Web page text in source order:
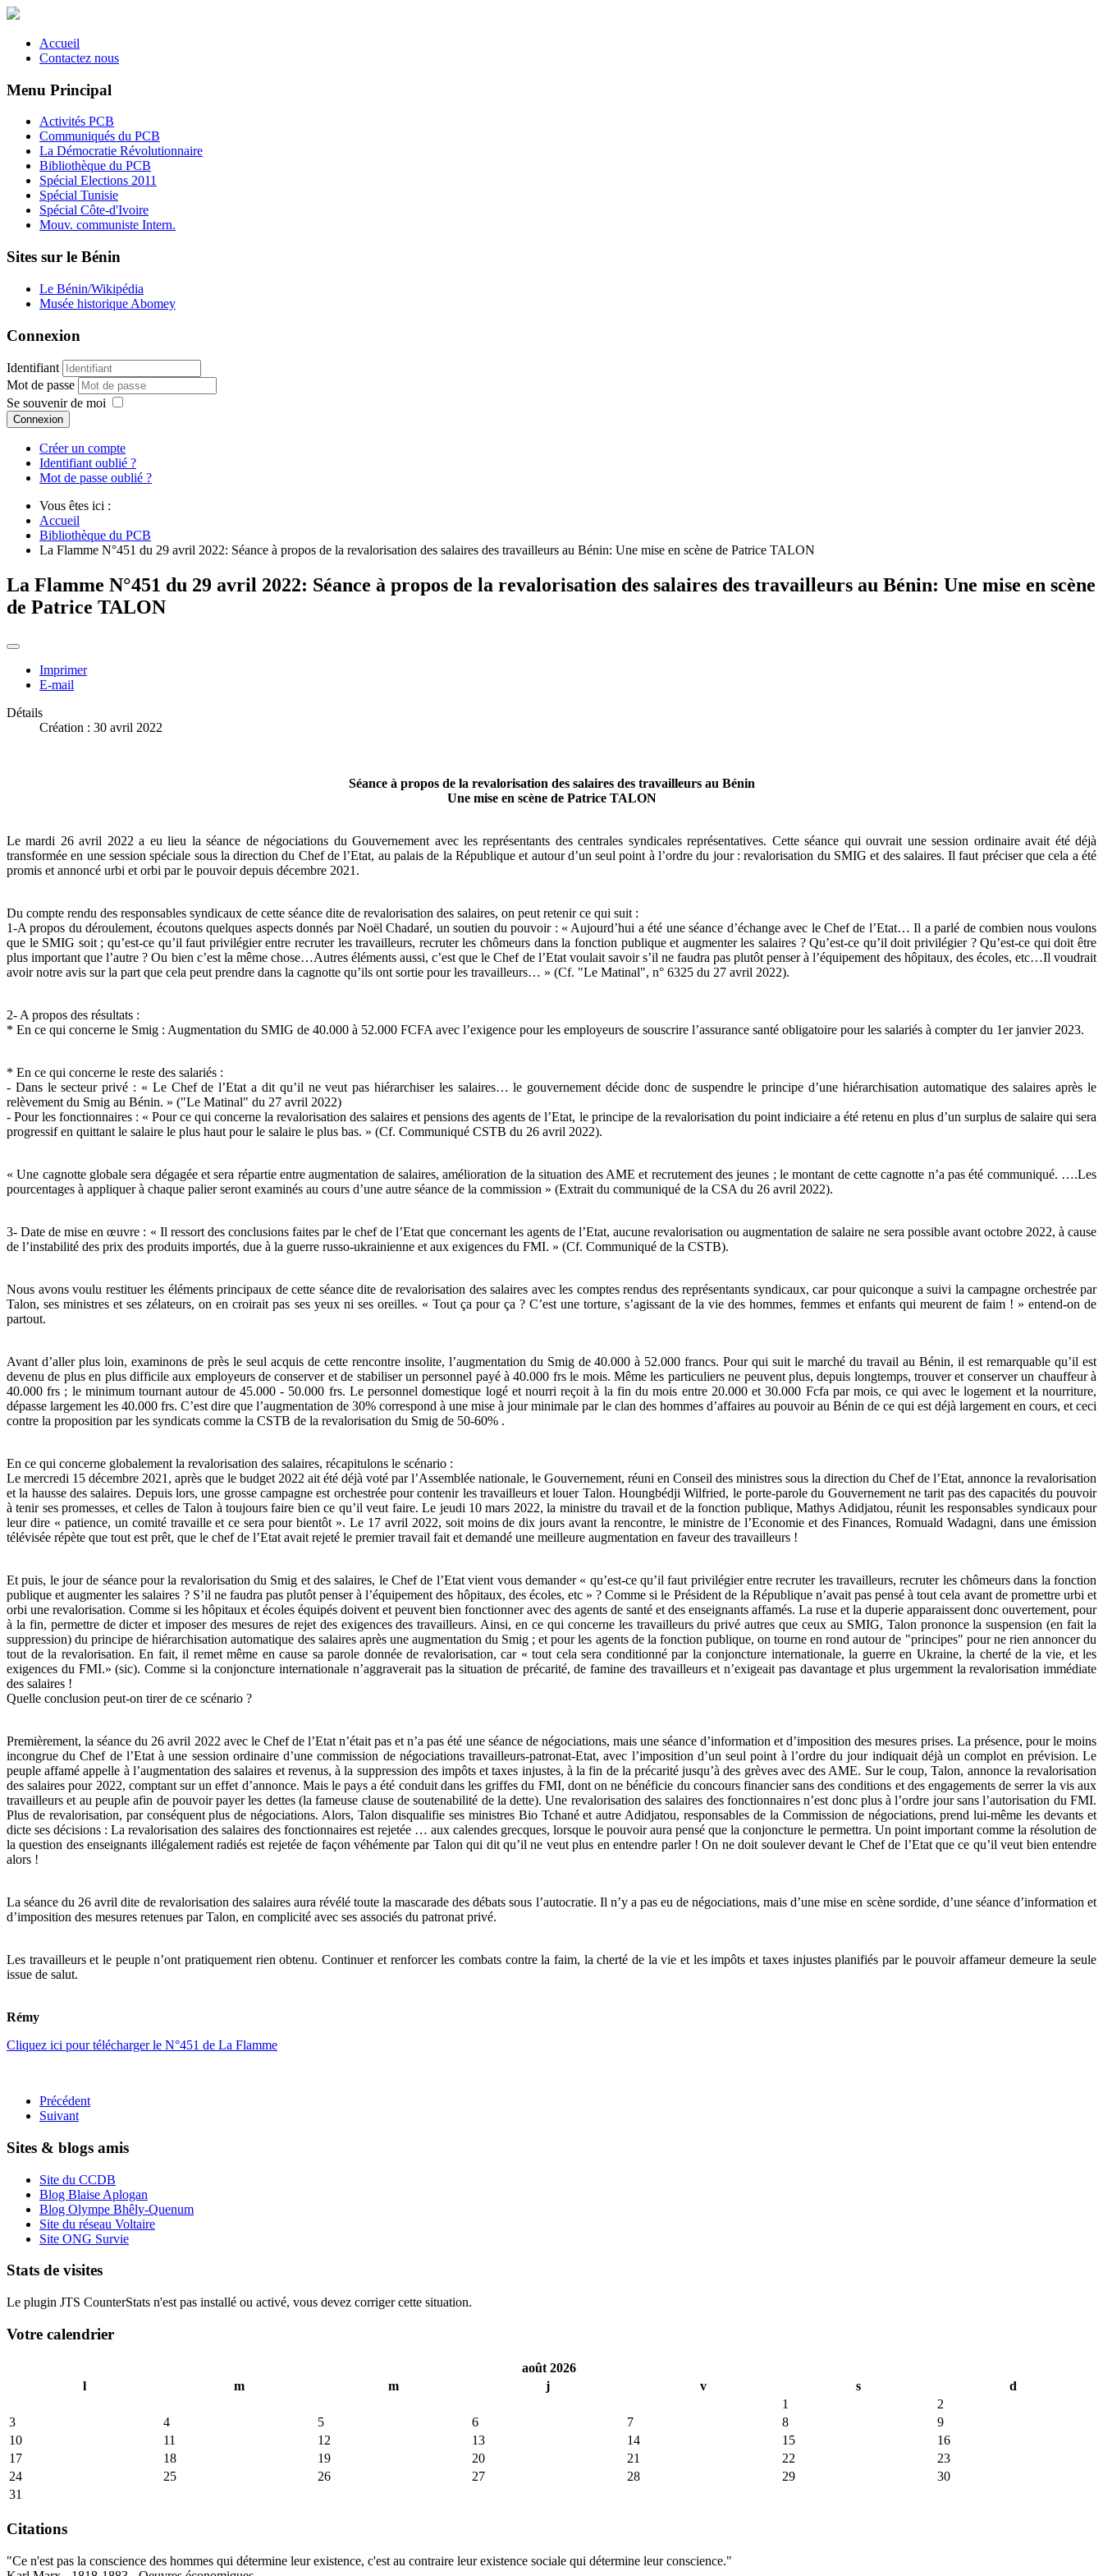
Accueil
Contactez nous
Menu Principal
Activités PCB
Communiqués du PCB
La Démocratie Révolutionnaire
Bibliothèque du PCB
Spécial Elections 2011
Spécial Tunisie
Spécial Côte-d'Ivoire
Mouv. communiste Intern.
Sites sur le Bénin
Le Bénin/Wikipédia
Musée historique Abomey
Connexion
Identifiant
Mot de passe
Se souvenir de moi
Connexion
Créer un compte
Identifiant oublié ?
Mot de passe oublié ?
Vous êtes ici :
Accueil
Bibliothèque du PCB
La Flamme N°451 du 29 avril 2022: Séance à propos de la revalorisation des salaires des travailleurs au Bénin: Une mise en scène de Patrice TALON
La Flamme N°451 du 29 avril 2022: Séance à propos de la revalorisation des salaires des travailleurs au Bénin: Une mise en scène
de Patrice TALON
Imprimer
E-mail
Détails
Création : 30 avril 2022
Séance à propos de la revalorisation des salaires des travailleurs au Bénin
Une mise en scène de Patrice TALON
Le mardi 26 avril 2022 a eu lieu la séance de négociations du Gouvernement avec les représentants des centrales syndicales représentatives. Cette séance qui ouvrait une session ordinaire avait été déjà
transformée en une session spéciale sous la direction du Chef de l’Etat, au palais de la République et autour d’un seul point à l’ordre du jour : revalorisation du SMIG et des salaires. Il faut préciser que cela a été
promis et annoncé urbi et orbi par le pouvoir depuis décembre 2021.
Du compte rendu des responsables syndicaux de cette séance dite de revalorisation des salaires, on peut retenir ce qui suit :
1-A propos du déroulement, écoutons quelques aspects donnés par Noël Chadaré, un soutien du pouvoir : « Aujourd’hui a été une séance d’échange avec le Chef de l’Etat… Il a parlé de combien nous voulons
que le SMIG soit ; qu’est-ce qu’il faut privilégier entre recruter les travailleurs, recruter les chômeurs dans la fonction publique et augmenter les salaires ? Qu’est-ce qu’il doit privilégier ? Qu’est-ce qui doit être
plus important que l’autre ? Ou bien c’est la même chose…Autres éléments aussi, c’est que le Chef de l’Etat voulait savoir s’il ne faudra pas plutôt penser à l’équipement des hôpitaux, des écoles, etc…Il voudrait
avoir notre avis sur la part que cela peut prendre dans la cagnotte qu’ils ont sortie pour les travailleurs… » (Cf. "Le Matinal", n° 6325 du 27 avril 2022).
2- A propos des résultats :
* En ce qui concerne le Smig : Augmentation du SMIG de 40.000 à 52.000 FCFA avec l’exigence pour les employeurs de souscrire l’assurance santé obligatoire pour les salariés à compter du 1er janvier 2023.
* En ce qui concerne le reste des salariés :
- Dans le secteur privé : « Le Chef de l’Etat a dit qu’il ne veut pas hiérarchiser les salaires… le gouvernement décide donc de suspendre le principe d’une hiérarchisation automatique des salaires après le
relèvement du Smig au Bénin. » ("Le Matinal" du 27 avril 2022)
- Pour les fonctionnaires : « Pour ce qui concerne la revalorisation des salaires et pensions des agents de l’Etat, le principe de la revalorisation du point indiciaire a été retenu en plus d’un surplus de salaire qui sera
progressif en quittant le salaire le plus haut pour le salaire le plus bas. » (Cf. Communiqué CSTB du 26 avril 2022).
« Une cagnotte globale sera dégagée et sera répartie entre augmentation de salaires, amélioration de la situation des AME et recrutement des jeunes ; le montant de cette cagnotte n’a pas été communiqué. ….Les
pourcentages à appliquer à chaque palier seront examinés au cours d’une autre séance de la commission » (Extrait du communiqué de la CSA du 26 avril 2022).
3- Date de mise en œuvre : « Il ressort des conclusions faites par le chef de l’Etat que concernant les agents de l’Etat, aucune revalorisation ou augmentation de salaire ne sera possible avant octobre 2022, à cause
de l’instabilité des prix des produits importés, due à la guerre russo-ukrainienne et aux exigences du FMI. » (Cf. Communiqué de la CSTB).
Nous avons voulu restituer les éléments principaux de cette séance dite de revalorisation des salaires avec les comptes rendus des représentants syndicaux, car pour quiconque a suivi la campagne orchestrée par
Talon, ses ministres et ses zélateurs, on en croirait pas ses yeux ni ses oreilles. « Tout ça pour ça ? C’est une torture, s’agissant de la vie des hommes, femmes et enfants qui meurent de faim ! » entend-on de
partout.
Avant d’aller plus loin, examinons de près le seul acquis de cette rencontre insolite, l’augmentation du Smig de 40.000 à 52.000 francs. Pour qui suit le marché du travail au Bénin, il est remarquable qu’il est
devenu de plus en plus difficile aux employeurs de conserver et de stabiliser un personnel payé à 40.000 frs le mois. Même les particuliers ne peuvent plus, depuis longtemps, trouver et conserver un chauffeur à
40.000 frs ; le minimum tournant autour de 45.000 - 50.000 frs. Le personnel domestique logé et nourri reçoit à la fin du mois entre 20.000 et 30.000 Fcfa par mois, ce qui avec le logement et la nourriture,
dépasse largement les 40.000 frs. C’est dire que l’augmentation de 30% correspond à une mise à jour minimale par le clan des hommes d’affaires au pouvoir au Bénin de ce qui est déjà largement en cours, et ceci
contre la proposition par les syndicats comme la CSTB de la revalorisation du Smig de 50-60% .
En ce qui concerne globalement la revalorisation des salaires, récapitulons le scénario :
Le mercredi 15 décembre 2021, après que le budget 2022 ait été déjà voté par l’Assemblée nationale, le Gouvernement, réuni en Conseil des ministres sous la direction du Chef de l’Etat, annonce la revalorisation
et la hausse des salaires. Depuis lors, une grosse campagne est orchestrée pour contenir les travailleurs et louer Talon. Houngbédji Wilfried, le porte-parole du Gouvernement ne tarit pas des capacités du pouvoir
à tenir ses promesses, et celles de Talon à toujours faire bien ce qu’il veut faire. Le jeudi 10 mars 2022, la ministre du travail et de la fonction publique, Mathys Adidjatou, réunit les responsables syndicaux pour
leur dire « patience, un comité travaille et ce sera pour bientôt ». Le 17 avril 2022, soit moins de dix jours avant la rencontre, le ministre de l’Economie et des Finances, Romuald Wadagni, dans une émission
télévisée répète que tout est prêt, que le chef de l’Etat avait rejeté le premier travail fait et demandé une meilleure augmentation en faveur des travailleurs !
Et puis, le jour de séance pour la revalorisation du Smig et des salaires, le Chef de l’Etat vient vous demander « qu’est-ce qu’il faut privilégier entre recruter les travailleurs, recruter les chômeurs dans la fonction
publique et augmenter les salaires ? S’il ne faudra pas plutôt penser à l’équipement des hôpitaux, des écoles, etc » ? Comme si le Président de la République n’avait pas pensé à tout cela avant de promettre urbi et
orbi une revalorisation. Comme si les hôpitaux et écoles équipés doivent et peuvent bien fonctionner avec des agents de santé et des enseignants affamés. La ruse et la duperie apparaissent donc ouvertement, pour
à la fin, permettre de dicter et imposer des mesures de rejet des exigences des travailleurs. Ainsi, en ce qui concerne les travailleurs du privé autres que ceux au SMIG, Talon prononce la suspension (en fait la
suppression) du principe de hiérarchisation automatique des salaires après une augmentation du Smig ; et pour les agents de la fonction publique, on tourne en rond autour de "principes" pour ne rien annoncer du
tout de la revalorisation. En fait, il remet même en cause sa parole donnée de revalorisation, car « tout cela sera conditionné par la conjoncture internationale, la guerre en Ukraine, la cherté de la vie, et les
exigences du FMI.» (sic). Comme si la conjoncture internationale n’aggraverait pas la situation de précarité, de famine des travailleurs et n’exigeait pas davantage et plus urgemment la revalorisation immédiate
des salaires !
Quelle conclusion peut-on tirer de ce scénario ?
Premièrement, la séance du 26 avril 2022 avec le Chef de l’Etat n’était pas et n’a pas été une séance de négociations, mais une séance d’information et d’imposition des mesures prises. La présence, pour le moins
incongrue du Chef de l’Etat à une session ordinaire d’une commission de négociations travailleurs-patronat-Etat, avec l’imposition d’un seul point à l’ordre du jour indiquait déjà un complot en prévision. Le
peuple affamé appelle à l’augmentation des salaires et revenus, à la suppression des impôts et taxes injustes, à la fin de la précarité jusqu’à des grèves avec des AME. Sur le coup, Talon, annonce la revalorisation
des salaires pour 2022, comptant sur un effet d’annonce. Mais le pays a été conduit dans les griffes du FMI, dont on ne bénéficie du concours financier sans des conditions et des engagements de serrer la vis aux
travailleurs et au peuple afin de pouvoir payer les dettes (la fameuse clause de soutenabilité de la dette). Une revalorisation des salaires des fonctionnaires n’est donc plus à l’ordre jour sans l’autorisation du FMI.
Plus de revalorisation, par conséquent plus de négociations. Alors, Talon disqualifie ses ministres Bio Tchané et autre Adidjatou, responsables de la Commission de négociations, prend lui-même les devants et
dicte ses décisions : La revalorisation des salaires des fonctionnaires est rejetée … aux calendes grecques, lorsque le pouvoir aura pensé que la conjoncture le permettra. Un point important comme la résolution de
la question des enseignants illégalement radiés est rejetée de façon véhémente par Talon qui dit qu’il ne veut plus en entendre parler ! On ne doit soulever devant le Chef de l’Etat que ce qu’il veut bien entendre
alors !
La séance du 26 avril dite de revalorisation des salaires aura révélé toute la mascarade des débats sous l’autocratie. Il n’y a pas eu de négociations, mais d’une mise en scène sordide, d’une séance d’information et
d’imposition des mesures retenues par Talon, en complicité avec ses associés du patronat privé.
Les travailleurs et le peuple n’ont pratiquement rien obtenu. Continuer et renforcer les combats contre la faim, la cherté de la vie et les impôts et taxes injustes planifiés par le pouvoir affameur demeure la seule
issue de salut.
Rémy
Cliquez ici pour télécharger le N°451 de La Flamme
Précédent
Suivant
Sites & blogs amis
Site du CCDB
Blog Blaise Aplogan
Blog Olympe Bhêly-Quenum
Site du réseau Voltaire
Site ONG Survie
Stats de visites
Le plugin JTS CounterStats n'est pas installé ou activé, vous devez corriger cette situation.
Votre calendrier
août 2026
l
m m j v s
d
1
2
3
4 5 6 7 8
9
10
11 12 13 14 15
16
17
18 19 20 21 22
23
24
25 26 27 28 29
30
31
Citations
"Ce n'est pas la conscience des hommes qui détermine leur existence, c'est au contraire leur existence sociale qui détermine leur conscience."